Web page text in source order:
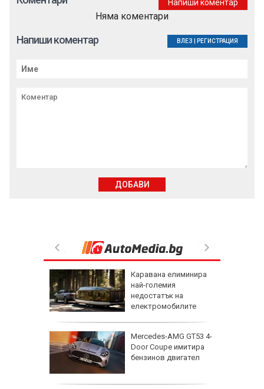
Каравана елиминира
най-големия
недостатък на
електромобилите
Mercedes-AMG GT53 4-
Door Coupe имитира
бензинов двигател
Напиши коментар
Няма коментари
Напиши коментар ВЛЕЗ РЕГИСТРАЦИЯ
ДОБАВИ